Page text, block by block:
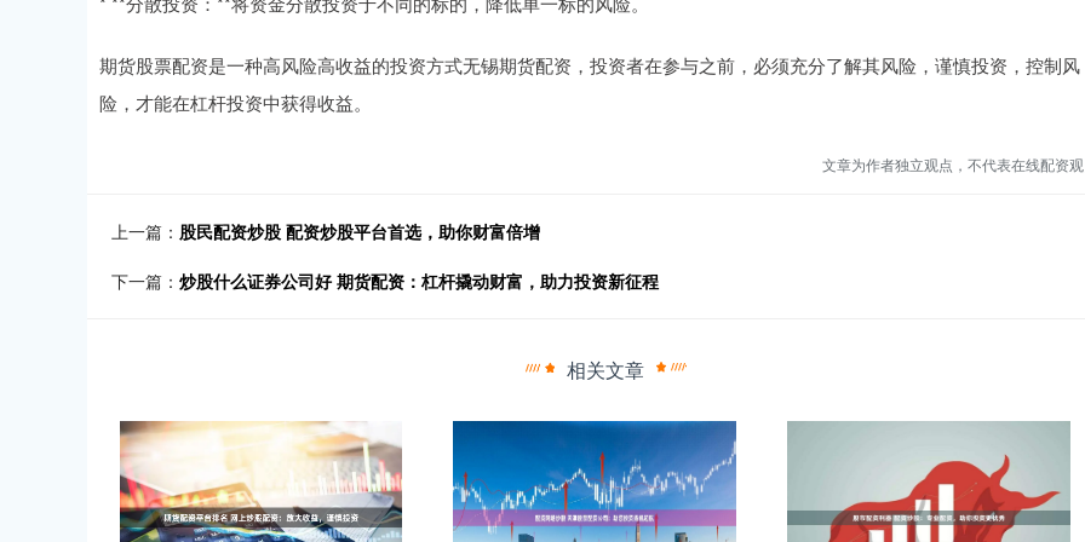
期货股票配资是一种高风险高收益的投资方式无锡期货配资，投资者在参与之前，必须充分了解其风险，谨慎投资，控制风
险，才能在杠杆投资中获得收益。
文章为作者独立观点，不代表在线配资
上一篇： 股民配资炒股 配资炒股平台首选，助你财富倍增
下一篇： 炒股什么证券公司好 期货配资：杠杆撬动财富，助力投资新征程
相关文章